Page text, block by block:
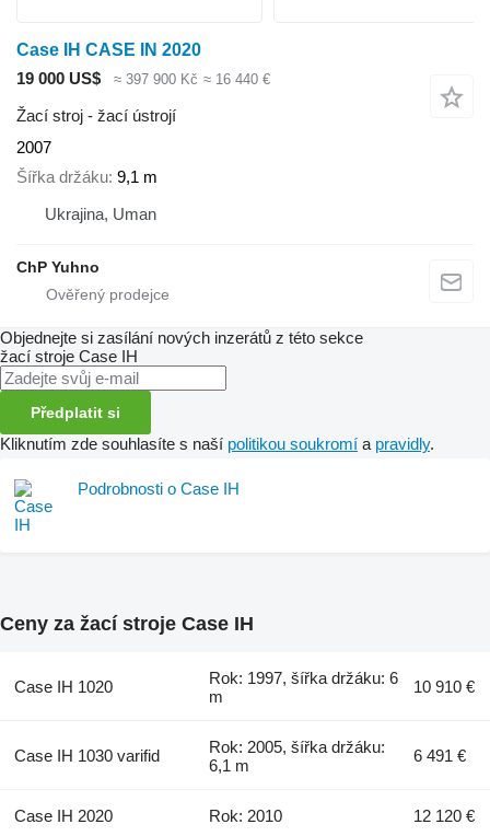
Case IH CASE IN 2020
19 000 US$
≈ 397 900 Kč ≈ 16 440 €
Žací stroj - žací ústrojí
2007
Šířka držáku 9,1 m
Ukrajina, Uman
ChP Yuhno
Objednejte si zasílání nových inzerátů z této sekce
žací stroje Case IH
Předplatit si
Kliknutím zde souhlasíte s naší politikou soukromí a pravidly.
Podrobnosti o Case IH
Ceny za žací stroje Case IH
Case IH 1020
Rok: 1997, šířka držáku: 6
m
10 910 €
Case IH 1030 varifid
Rok: 2005, šířka držáku:
6,1 m
6 491 €
Case IH 2020 Rok: 2010 12 120 €